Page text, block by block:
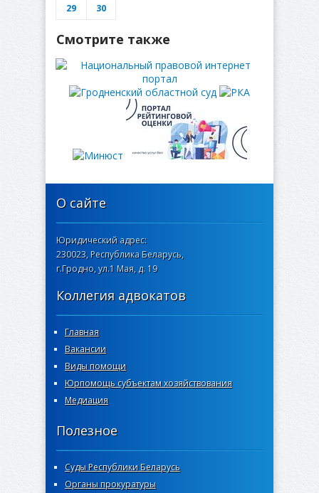
29
30
Смотрите также
О сайте
Юридический адрес:
230023, Республика Беларусь,
г.Гродно, ул.1 Мая, д. 19
Коллегия адвокатов
Главная
Вакансии
Виды помощи
Юрпомощь субъектам хозяйствования
Медиация
Полезное
Суды Республики Беларусь
Органы прокуратуры